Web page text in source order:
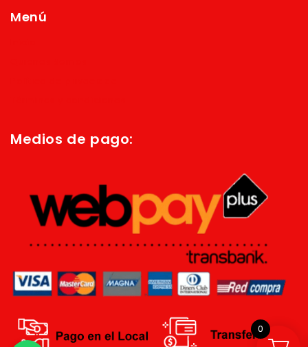
Menú
Medios de pago:
0